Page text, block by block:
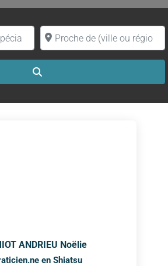
par nom
Proche de (ville ou région)
ANDRIEU Noëlie
en Shiatsu